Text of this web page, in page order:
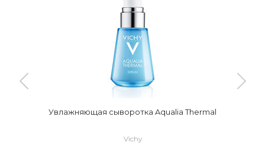
Увлажняющая сыворотка Aqualia Thermal
Vichy